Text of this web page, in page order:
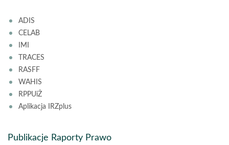
ADIS
CELAB
IMI
TRACES
RASFF
WAHIS
RPPUiŻ
Aplikacja IRZplus
Publikacje Raporty Prawo